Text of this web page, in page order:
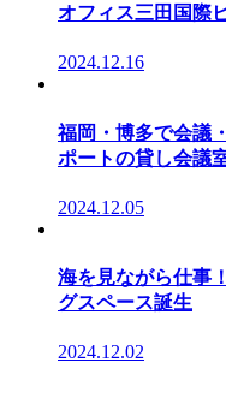
オフィス三田国際
2024.12.16
福岡・博多で会議
ポートの貸し会議
2024.12.05
海を見ながら仕事
グスペース誕生
2024.12.02